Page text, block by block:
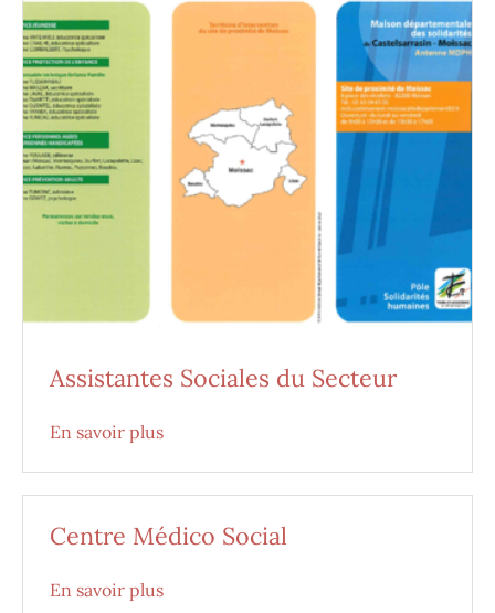
Assistantes Sociales du Secteur
En savoir plus
Centre Médico Social
En savoir plus